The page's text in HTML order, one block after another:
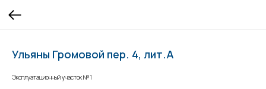
Ульяны Громовой пер. 4, лит.А
Эксплуатационный участок №1